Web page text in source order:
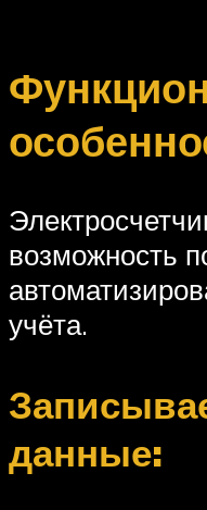
возможность
учёта.
данные: